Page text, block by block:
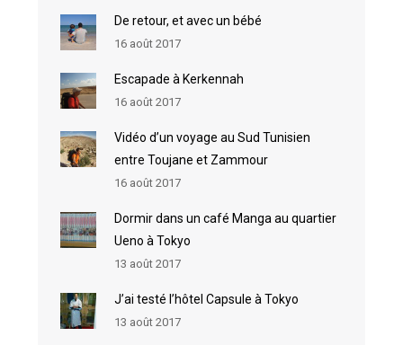
De retour, et avec un bébé
16 août 2017
Escapade à Kerkennah
16 août 2017
Vidéo d’un voyage au Sud Tunisien
entre Toujane et Zammour
16 août 2017
Dormir dans un café Manga au quartier
Ueno à Tokyo
13 août 2017
J’ai testé l’hôtel Capsule à Tokyo
13 août 2017